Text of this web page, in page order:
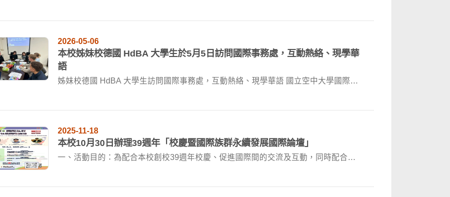
2026-05-06
本校姊妹校德國 HdBA 大學生於5月5日訪問國際事務處，互動熱絡、現學華
語
姊妹校德國 HdBA 大學生訪問國際事務處，互動熱絡、現學華語 國立空中大學國際事
2025-11-18
本校10月30日辦理39週年「校慶暨國際族群永續發展國際論壇」
一、活動目的：為配合本校創校39週年校慶、促進國際間的交流及互動，同時配合現